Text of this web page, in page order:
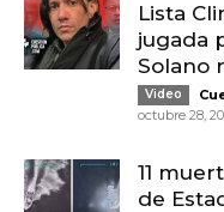
Lista
jugada
Solano
Video
octubre 28,
11
de